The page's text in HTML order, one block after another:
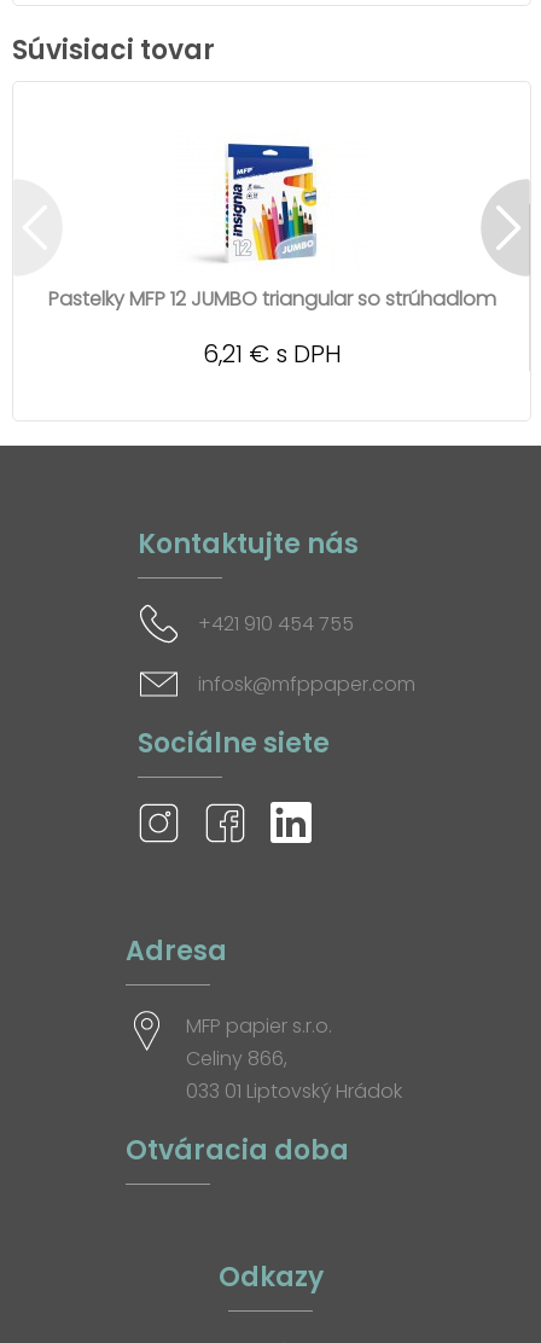
Súvisiaci tovar
Pastelky MFP 12 JUMBO triangular so strúhadlom
6,21 € s DPH
Kontaktujte nás
+421 910 454 755
infosk@mfppaper.com
Sociálne siete
Adresa
MFP papier s.r.o.
Celiny 866,
033 01 Liptovský Hrádok
Otváracia doba
Odkazy